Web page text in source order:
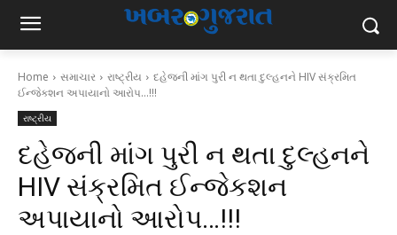
Home સમાચાર રાષ્ટ્રીય
દહેજની માંગ પુરી ન થતા દુલ્હનને HIV સંક્રમિત
ઈન્જેકશન અપાયાનો આરોપ...!!!
રાષ્ટ્રીય
દહેજની માંગ પુરી ન થતા દુલ્હનને
HIV સંક્રમિત ઈન્જેકશન
અપાયાનો આરોપ…!!!